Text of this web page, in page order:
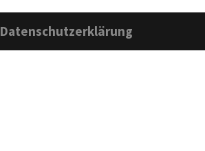
Datenschutzerklärung